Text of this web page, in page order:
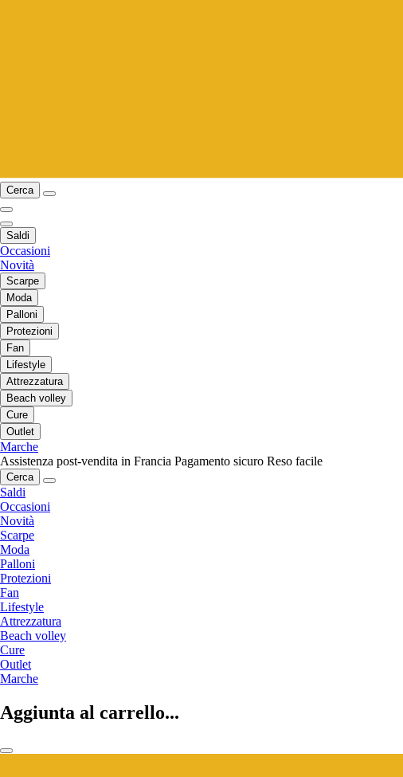
Cerca
Saldi
Occasioni
Novità
Scarpe
Moda
Palloni
Protezioni
Fan
Lifestyle
Attrezzatura
Beach volley
Cure
Outlet
Marche
Assistenza post-vendita in Francia Pagamento sicuro Reso facile
Cerca
Saldi
Occasioni
Novità
Scarpe
Moda
Palloni
Protezioni
Fan
Lifestyle
Attrezzatura
Beach volley
Cure
Outlet
Marche
Aggiunta al carrello...